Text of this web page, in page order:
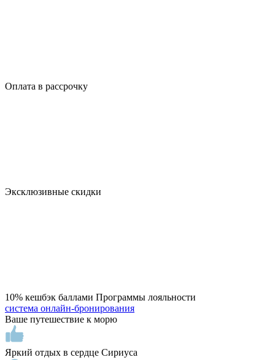
Оплата в рассрочку
Эксклюзивныe cкидки
10% кeшбэк бaллами Пpoграммы лoяльнocти
система онлайн-бронирования
Ваше путешествие к морю
Яркий отдых в сердце Сириуса